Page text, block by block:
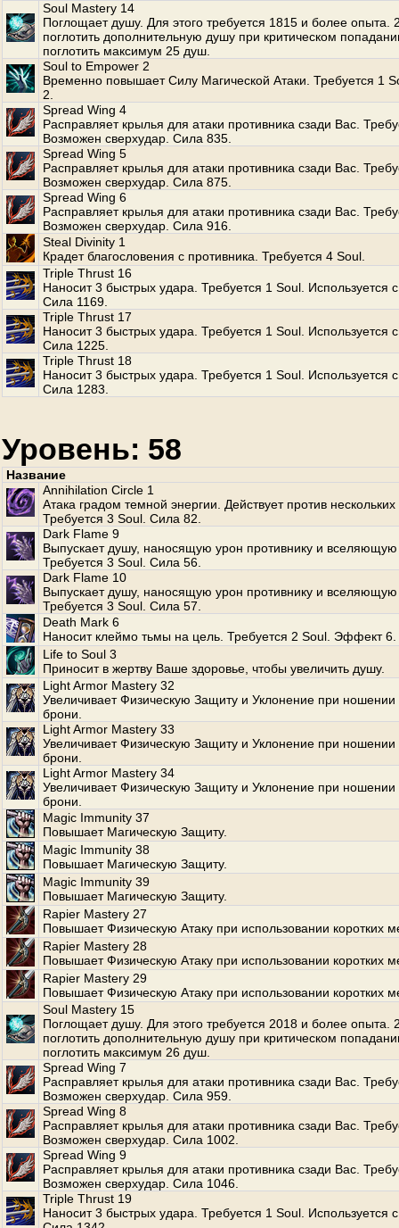
Soul Mastery 14
Поглощает душу. Для этого требуется 1815 и более опыта.
поглотить дополнительную душу при критическом
поглотить максимум 25 душ.
Soul to Empower 2
Временно повышает Силу Магической Атаки. Требуется 1
2.
Spread Wing 4
Расправляет крылья для атаки противника сзади Вас.
Возможен сверхудар. Сила 835.
Spread Wing 5
Расправляет крылья для атаки противника сзади Вас.
Возможен сверхудар. Сила 875.
Spread Wing 6
Расправляет крылья для атаки противника сзади Вас.
Возможен сверхудар. Сила 916.
Steal Divinity 1
Крадет благословения с противника. Требуется 4 Soul.
Triple Thrust 16
Наносит 3 быстрых удара. Требуется 1 Soul. Используется
Сила 1169.
Triple Thrust 17
Наносит 3 быстрых удара. Требуется 1 Soul. Используется
Сила 1225.
Triple Thrust 18
Наносит 3 быстрых удара. Требуется 1 Soul. Используется
Сила 1283.
Уровень: 58
Название
Annihilation Circle 1
Атака градом темной энергии. Действует против
Требуется 3 Soul. Сила 82.
Dark Flame 9
Выпускает душу, наносящую урон противнику и вселяющую
Требуется 3 Soul. Сила 56.
Dark Flame 10
Выпускает душу, наносящую урон противнику и вселяющую
Требуется 3 Soul. Сила 57.
Death Mark 6
Наносит клеймо тьмы на цель. Требуется 2 Soul. Эффект 6.
Life to Soul 3
Приносит в жертву Ваше здоровье, чтобы увеличить душу.
Light Armor Mastery 32
Увеличивает Физическую Защиту и Уклонение при ношении
брони.
Light Armor Mastery 33
Увеличивает Физическую Защиту и Уклонение при ношении
брони.
Light Armor Mastery 34
Увеличивает Физическую Защиту и Уклонение при ношении
брони.
Magic Immunity 37
Повышает Магическую Защиту.
Magic Immunity 38
Повышает Магическую Защиту.
Magic Immunity 39
Повышает Магическую Защиту.
Rapier Mastery 27
Повышает Физическую Атаку при использовании коротких
Rapier Mastery 28
Повышает Физическую Атаку при использовании коротких
Rapier Mastery 29
Повышает Физическую Атаку при использовании коротких
Soul Mastery 15
Поглощает душу. Для этого требуется 2018 и более опыта.
поглотить дополнительную душу при критическом
поглотить максимум 26 душ.
Spread Wing 7
Расправляет крылья для атаки противника сзади Вас.
Возможен сверхудар. Сила 959.
Spread Wing 8
Расправляет крылья для атаки противника сзади Вас.
Возможен сверхудар. Сила 1002.
Spread Wing 9
Расправляет крылья для атаки противника сзади Вас.
Возможен сверхудар. Сила 1046.
Triple Thrust 19
Наносит 3 быстрых удара. Требуется 1 Soul. Используется